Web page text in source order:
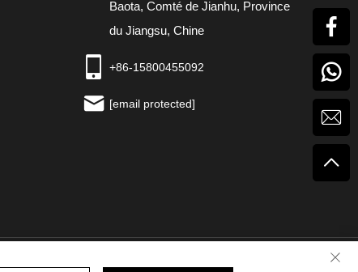
Baota, Comté de Jianhu, Province
du Jiangsu, Chine
+86-15800455092
[email protected]